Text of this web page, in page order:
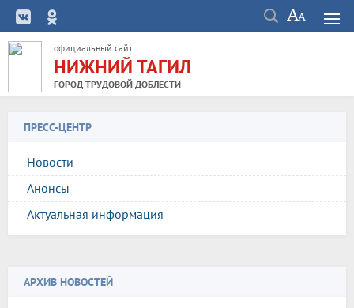
официальный сайт
НИЖНИЙ ТАГИЛ
ГОРОД ТРУДОВОЙ ДОБЛЕСТИ
ПРЕСС-ЦЕНТР
Новости
Анонсы
Актуальная информация
АРХИВ НОВОСТЕЙ